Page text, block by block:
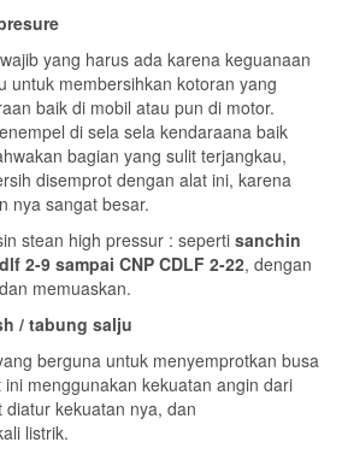
yang harus ada karena keguanaan
untuk membersihkan kotoran yang
baik di mobil atau pun di motor.
di sela sela kendaraana baik
bagian yang sulit terjangkau,
disemprot dengan alat ini, karena
nya sangat besar.
stean high pressur : seperti sanchin
2-9 sampai CNP CDLF 2-22, dengan
memuaskan.
/ tabung salju
berguna untuk menyemprotkan busa
menggunakan kekuatan angin dari
kekuatan nya, dan
listrik.